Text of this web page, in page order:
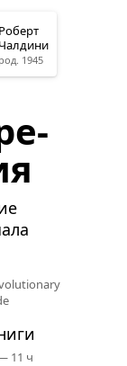
Роберт
Чалдини
род. 1945
11 ч